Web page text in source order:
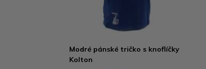
Modré pánské tričko s knoflíčky
Kolton